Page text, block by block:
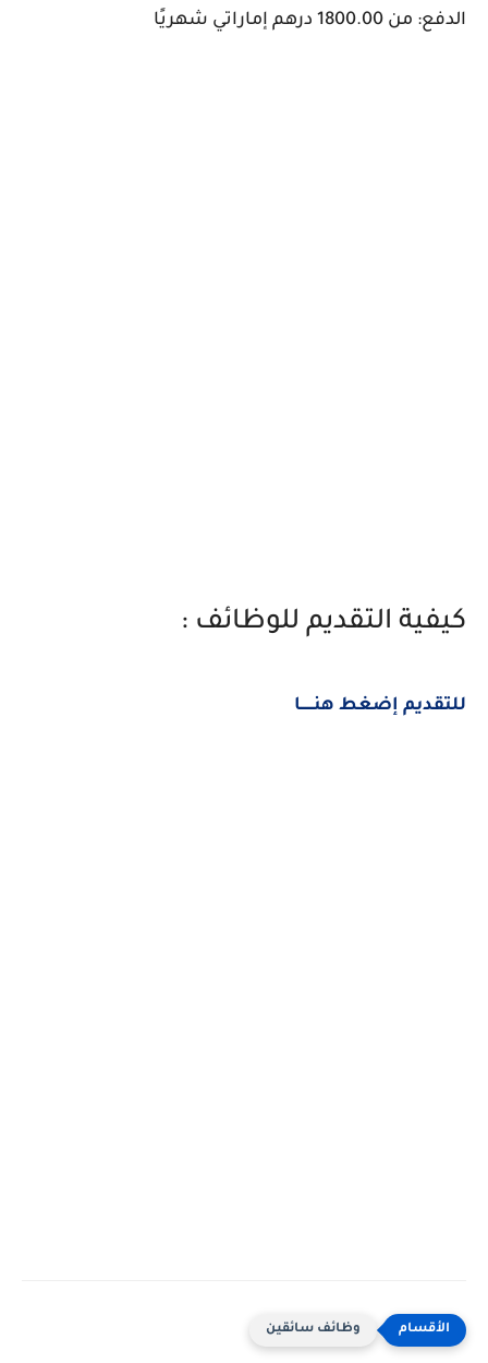
الدفع: من 1800.00 درهم إماراتي شهريًا
كيفية التقديم للوظائف :
للتقديم إضغط هنــــــا
وظائف سائقين